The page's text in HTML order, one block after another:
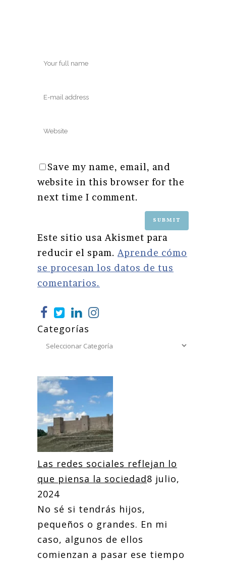
Save my name, email, and
website in this browser for the
next time I comment.
Este sitio usa Akismet para
reducir el spam. Aprende cómo
se procesan los datos de tus
comentarios.
Categorías
Las redes sociales reflejan lo
que piensa la sociedad8 julio,
2024
No sé si tendrás hijos,
pequeños o grandes. En mi
caso, algunos de ellos
comienzan a pasar ese tiempo